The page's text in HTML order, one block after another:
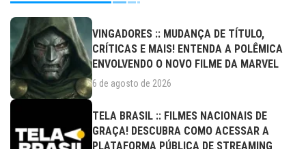
VINGADORES :: MUDANÇA DE TÍTULO,
CRÍTICAS E MAIS! ENTENDA A POLÊMICA
ENVOLVENDO O NOVO FILME DA MARVEL
6 de agosto de 2026
TELA BRASIL :: FILMES NACIONAIS DE
GRAÇA! DESCUBRA COMO ACESSAR A
PLATAFORMA PÚBLICA DE STREAMING